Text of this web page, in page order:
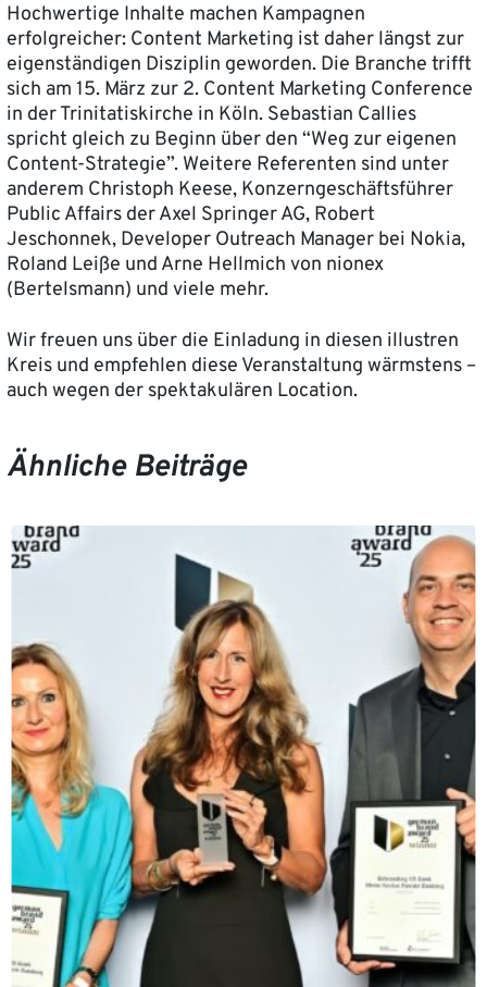
Hochwertige Inhalte machen Kampagnen
erfolgreicher: Content Marketing ist daher längst zur
eigenständigen Disziplin geworden. Die Branche trifft
sich am 15. März zur 2. Content Marketing Conference
in der Trinitatiskirche in Köln. Sebastian Callies
spricht gleich zu Beginn über den “Weg zur eigenen
Content-Strategie”. Weitere Referenten sind unter
anderem Christoph Keese, Konzerngeschäftsführer
Public Affairs der Axel Springer AG, Robert
Jeschonnek, Developer Outreach Manager bei Nokia,
Roland Leiße und Arne Hellmich von nionex
(Bertelsmann) und viele mehr.
Wir freuen uns über die Einladung in diesen illustren
Kreis und empfehlen diese Veranstaltung wärmstens –
auch wegen der spektakulären Location.
Ähnliche Beiträge